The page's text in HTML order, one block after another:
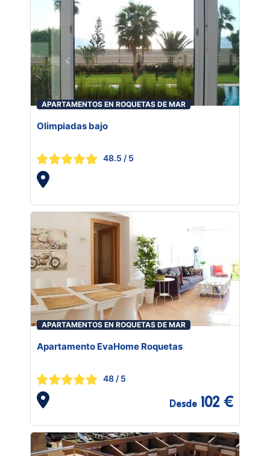
APARTAMENTOS EN ROQUETAS DE MAR
Olimpiadas bajo
48.5 / 5
APARTAMENTOS EN ROQUETAS DE MAR
Apartamento EvaHome Roquetas
48 / 5
Desde 102 €